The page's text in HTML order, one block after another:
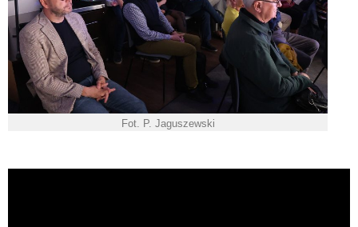
Fot. P. Jaguszewski